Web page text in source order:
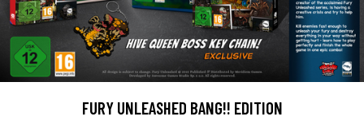
FURY UNLEASHED BANG!! EDITION